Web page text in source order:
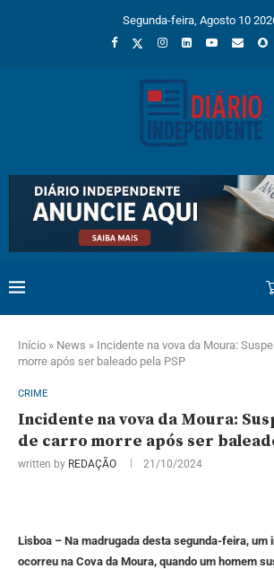
Segunda-feira, Agosto 10
Início » News » Incidente na vova da Moura:
morre após ser baleado pela PSP
CRIME
Incidente na vova da Moura:
de carro morre após ser
written by REDAÇÃO 21/10/2024
Lisboa – Na madrugada desta segunda-feira, um
ocorreu na Cova da Moura, quando um homem